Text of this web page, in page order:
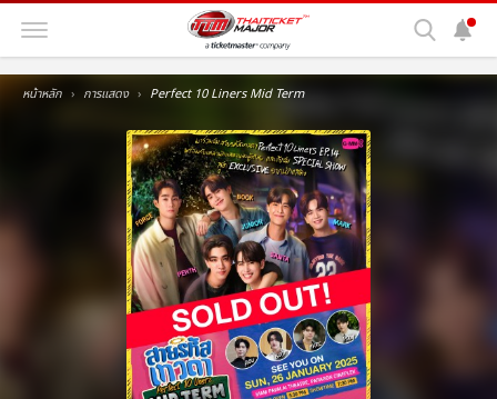
หน้าหลัก การแสดง Perfect 10 Liners Mid Term